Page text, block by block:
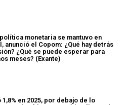
monetaria se mantuvo en
anunció el Copom: ¿Qué hay detrás
¿Qué se puede esperar para
meses? (Exante)
en 2025, por debajo de lo